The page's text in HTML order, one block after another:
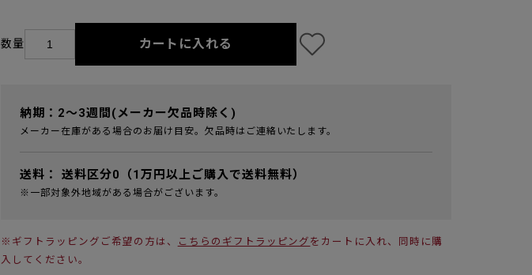
数量 カートに入れる
納期：2～3週間(メーカー欠品時除く)
メーカー在庫がある場合のお届け目安。欠品時はご連絡いたします。
送料： 送料区分0（1万円以上ご購入で送料無料）
※一部対象外地域がある場合がございます。
※ギフトラッピングご希望の方は、 こちらのギフトラッピング をカートに入れ、同時に購
入してください。